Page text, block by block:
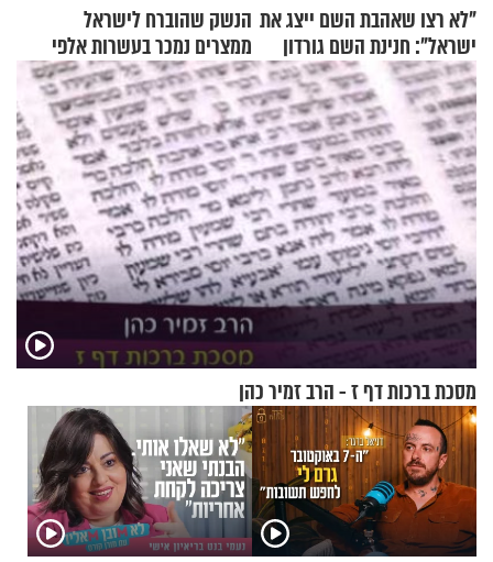
"לא רצו שאהבת השם ייצג את
ישראל": חנינת השם גורדון
בריאיון מעורר השראה
הנשק שהוברח לישראל
ממצרים נמכר בעשרות אלפי
שקלים
מסכת ברכות דף ז - הרב זמיר כהן